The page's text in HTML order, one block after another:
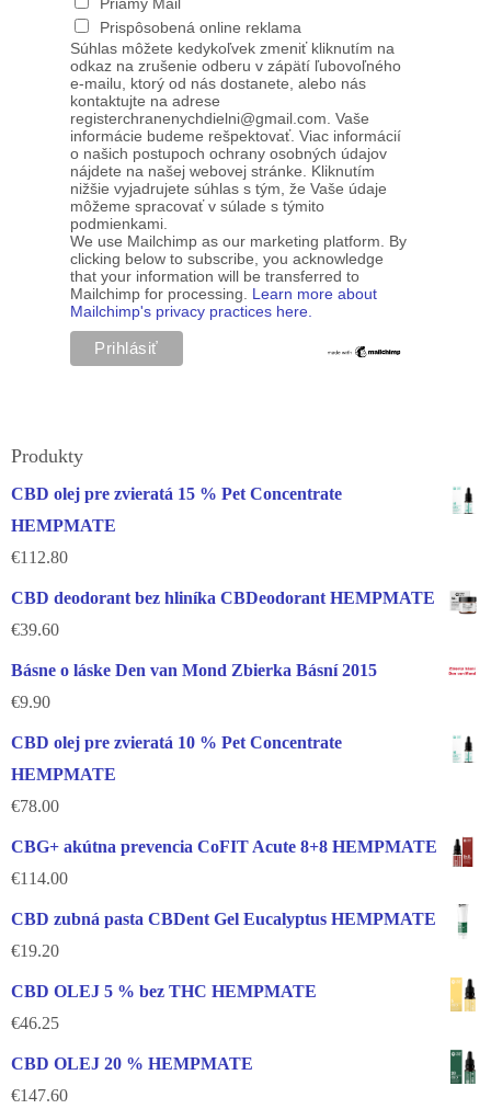
Prispôsobená online reklama
Súhlas môžete kedykoľvek zmeniť kliknutím na
odkaz na zrušenie odberu v zápätí ľubovoľného
e-mailu, ktorý od nás dostanete, alebo nás
kontaktujte na adrese
registerchranenychdielni@gmail.com. Vaše
informácie budeme rešpektovať. Viac informácií
o našich postupoch ochrany osobných údajov
nájdete na našej webovej stránke. Kliknutím
nižšie vyjadrujete súhlas s tým, že Vaše údaje
môžeme spracovať v súlade s týmito
podmienkami.
We use Mailchimp as our marketing platform. By
clicking below to subscribe, you acknowledge
that your information will be transferred to
Mailchimp for processing. Learn more about
Mailchimp's privacy practices here.
Produkty
CBD olej pre zvieratá 15 % Pet Concentrate
HEMPMATE
€112.80
CBD deodorant bez hliníka CBDeodorant HEMPMATE
€39.60
Básne o láske Den van Mond Zbierka Básní 2015
€9.90
CBD olej pre zvieratá 10 % Pet Concentrate
HEMPMATE
€78.00
CBG+ akútna prevencia CoFIT Acute 8+8 HEMPMATE
€114.00
CBD zubná pasta CBDent Gel Eucalyptus HEMPMATE
€19.20
CBD OLEJ 5 % bez THC HEMPMATE
€46.25
CBD OLEJ 20 % HEMPMATE
€147.60